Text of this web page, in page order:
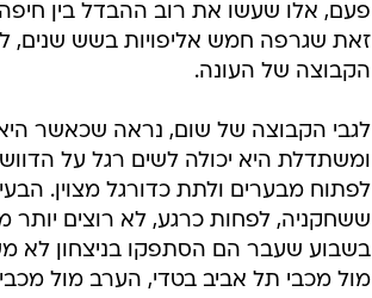
פעם, אלו שעשו את רוב ההבדל בין
זאת שגרפה חמש אליפויות בשש שנים,
הקבוצה של העונה.
לגבי הקבוצה של שום, נראה שכאשר
ומשתדלת היא יכולה לשים רגל על
לפתוח מבערים ולתת כדורגל מצוין.
ששחקניה, לפחות כרגע, לא רוצים יותר
בשבוע שעבר הם הסתפקו בניצחון לא
מול מכבי תל אביב בטדי, הערב מול